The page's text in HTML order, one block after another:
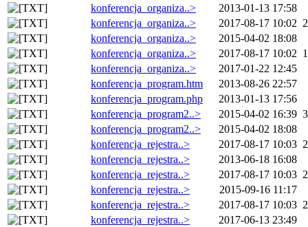
konferencja_organiza..>
2013-01-13 17:58
konferencja_organiza..>
2017-08-17 10:02
konferencja_organiza..>
2015-04-02 18:08
konferencja_organiza..>
2017-08-17 10:02
konferencja_organiza..>
2017-01-22 12:45
konferencja_program.htm
2013-08-26 22:57
konferencja_program.php
2013-01-13 17:56
konferencja_program2..>
2015-04-02 16:39
konferencja_program2..>
2015-04-02 18:08
konferencja_rejestra..>
2017-08-17 10:03
konferencja_rejestra..>
2013-06-18 16:08
konferencja_rejestra..>
2017-08-17 10:03
konferencja_rejestra..>
2015-09-16 11:17
konferencja_rejestra..>
2017-08-17 10:03
konferencja_rejestra..>
2017-06-13 23:49